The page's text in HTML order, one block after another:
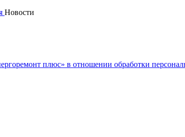
Новости
плюс» в отношении обработки